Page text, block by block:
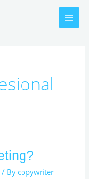
/ By copywriter